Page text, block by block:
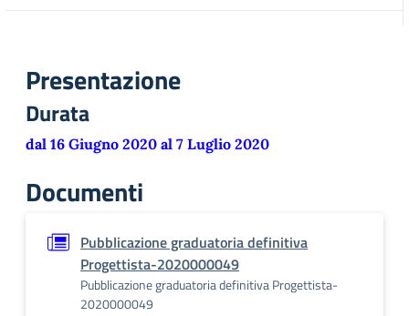
Presentazione
Durata
dal 16 Giugno 2020 al 7 Luglio 2020
Documenti
Pubblicazione graduatoria definitiva
Progettista-2020000049
Pubblicazione graduatoria definitiva Progettista-
2020000049